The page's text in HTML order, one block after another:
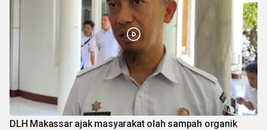
DLH Makassar ajak masyarakat olah sampah organik